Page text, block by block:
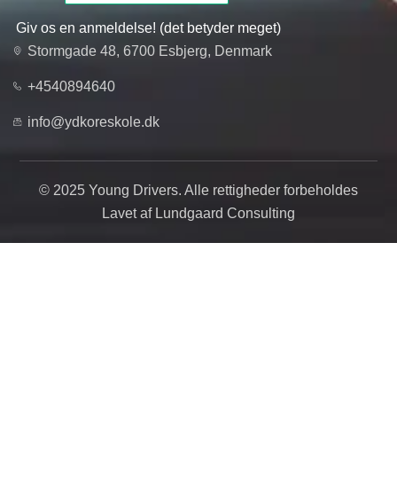
Giv os en anmeldelse! (det betyder meget)
Stormgade 48, 6700 Esbjerg, Denmark
+4540894640
info@ydkoreskole.dk
© 2025 Young Drivers. Alle rettigheder forbeholdes
Lavet af Lundgaard Consulting